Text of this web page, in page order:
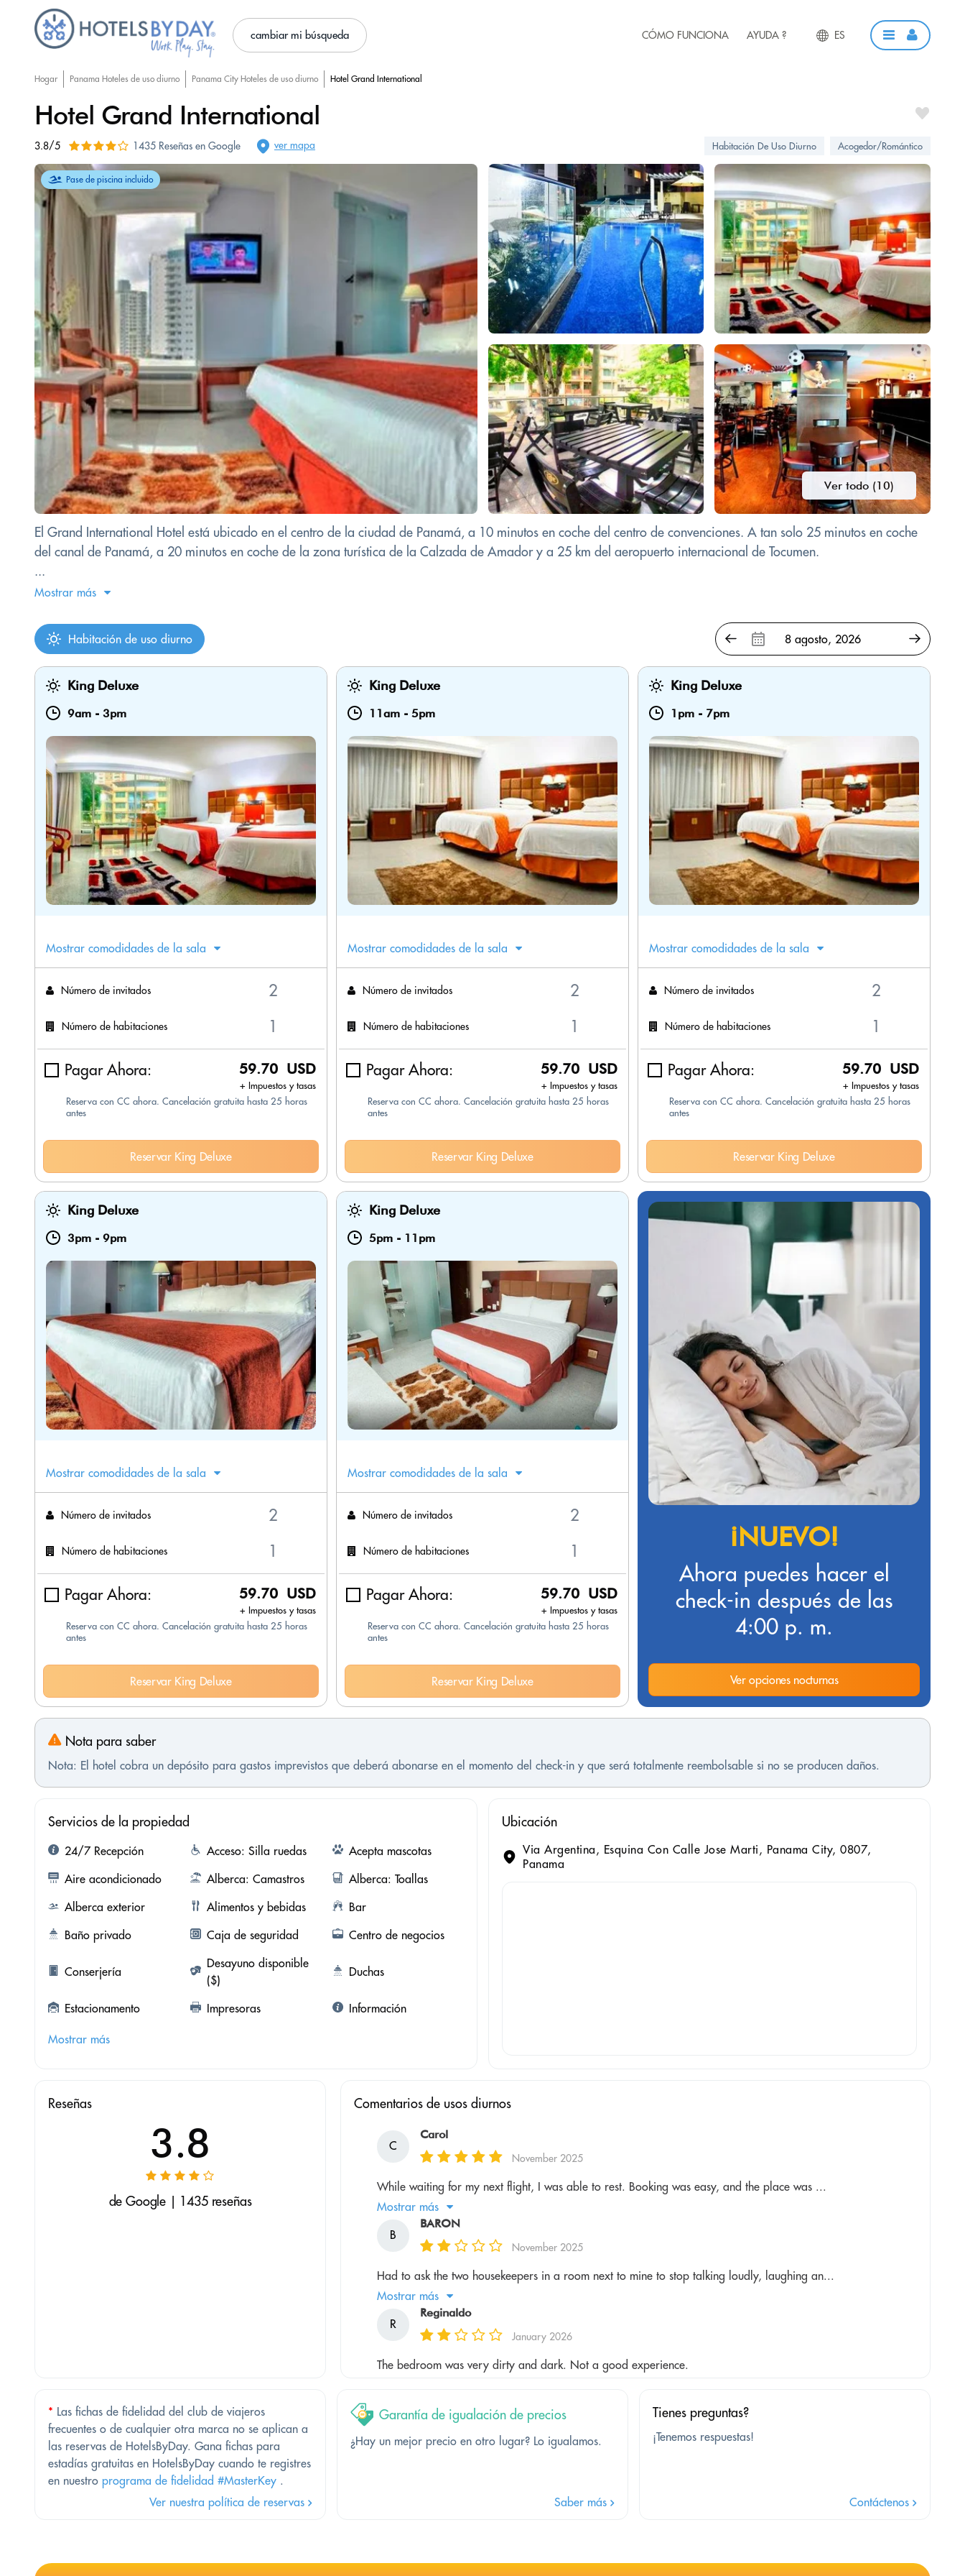
cambiar mi búsqueda CÓMO FUNCIONA AYUDA ? ES
Hogar Panama Hoteles de uso diurno Panama City Hoteles de uso diurno Hotel Grand International
Hotel Grand International
3.8/5 1435 Reseñas en Google ver mapa Habitación De Uso Diurno Acogedor/Romántico
Ver todo (10)
Pase de piscina incluido
El Grand International Hotel está ubicado en el centro de la ciudad de Panamá, a 10 minutos en coche del centro de convenciones. A tan solo 25 minutos en coche
del canal de Panamá, a 20 minutos en coche de la zona turística de la Calzada de Amador y a 25 km del aeropuerto internacional de Tocumen.
...
Mostrar más
Habitación de uso diurno
King Deluxe
9am - 3pm
Mostrar comodidades de la sala
Número de invitados
Número de habitaciones
Pagar Ahora: 59.70 USD
+ Impuestos y tasas
Reserva con CC ahora. Cancelación gratuita hasta 25 horas
antes
Reservar King Deluxe
King Deluxe
11am - 5pm
Mostrar comodidades de la sala
Número de invitados
Número de habitaciones
Pagar Ahora: 59.70 USD
+ Impuestos y tasas
Reserva con CC ahora. Cancelación gratuita hasta 25 horas
antes
Reservar King Deluxe
King Deluxe
1pm - 7pm
Mostrar comodidades de la sala
Número de invitados
Número de habitaciones
Pagar Ahora: 59.70 USD
+ Impuestos y tasas
Reserva con CC ahora. Cancelación gratuita hasta 25 horas
antes
Reservar King Deluxe
King Deluxe
3pm - 9pm
Mostrar comodidades de la sala
Número de invitados
Número de habitaciones
Pagar Ahora: 59.70 USD
+ Impuestos y tasas
Reserva con CC ahora. Cancelación gratuita hasta 25 horas
antes
Reservar King Deluxe
King Deluxe
5pm - 11pm
Mostrar comodidades de la sala
Número de invitados
Número de habitaciones
Pagar Ahora: 59.70 USD
+ Impuestos y tasas
Reserva con CC ahora. Cancelación gratuita hasta 25 horas
antes
Reservar King Deluxe
¡NUEVO!
Ahora puedes hacer el
check-in después de las
4:00 p. m.
Ver opciones nocturnas
Nota para saber
Nota: El hotel cobra un depósito para gastos imprevistos que deberá abonarse en el momento del check-in y que será totalmente reembolsable si no se producen daños.
Servicios de la propiedad
24/7 Recepción Acceso: Silla ruedas
Acepta mascotas
Aire acondicionado
Alberca: Camastros
Alberca: Toallas
Alberca exterior
Alimentos y bebidas
Bar
Baño privado
Caja de seguridad Centro de negocios
Conserjería
Desayuno disponible
($)
Duchas
Estacionamento Impresoras Información
Mostrar más
Ubicación
Via Argentina, Esquina Con Calle Jose Marti, Panama City, 0807,
Panama
Reseñas
3.8
de Google | 1435 reseñas
Comentarios de usos diurnos
C
Carol
November 2025
While waiting for my next flight, I was able to rest. Booking was easy, and the place was ...
Mostrar más
B
BARON
November 2025
Had to ask the two housekeepers in a room next to mine to stop talking loudly, laughing an...
Mostrar más
R
Reginaldo
January 2026
The bedroom was very dirty and dark. Not a good experience.
* Las fichas de fidelidad del club de viajeros
frecuentes o de cualquier otra marca no se aplican a
las reservas de HotelsByDay. Gana fichas para
estadías gratuitas en HotelsByDay cuando te registres
en nuestro programa de fidelidad #MasterKey .
Ver nuestra política de reservas
Garantía de igualación de precios
¿Hay un mejor precio en otro lugar? Lo igualamos.
Saber más
Tienes preguntas?
¡Tenemos respuestas!
Contáctenos